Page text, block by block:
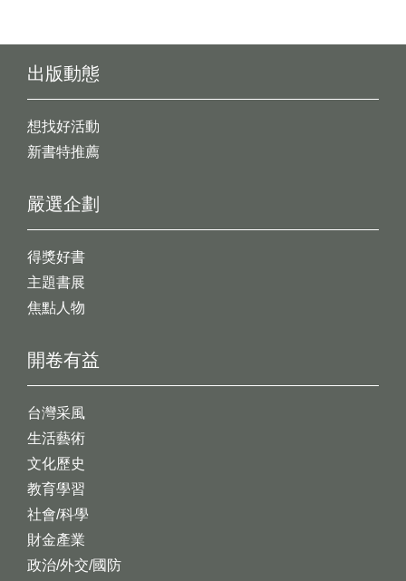
出版動態
想找好活動
新書特推薦
開卷有益
台灣采風
生活藝術
文化歷史
教育學習
社會/科學
財金產業
政治/外交/國防
嚴選企劃
得獎好書
主題書展
焦點人物